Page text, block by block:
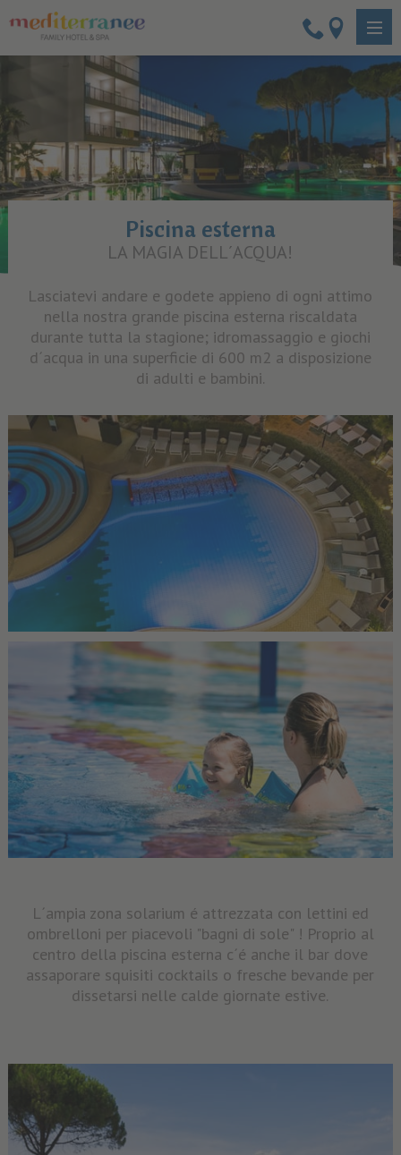
Piscina esterna
LA MAGIA DELL´ACQUA!
Lasciatevi andare e godete appieno di ogni attimo
nella nostra grande piscina esterna riscaldata
durante tutta la stagione; idromassaggio e giochi
d´acqua in una superficie di 600 m2 a disposizione
di adulti e bambini.
L´ampia zona solarium é attrezzata con lettini ed
ombrelloni per piacevoli "bagni di sole" ! Proprio al
centro della piscina esterna c´é anche il bar dove
assaporare squisiti cocktails o fresche bevande per
dissetarsi nelle calde giornate estive.